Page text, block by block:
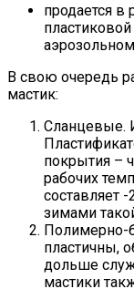
продается в
В свою очередь
мастик:
Сланцевые.
покрытия –
рабочих
составляет
зимами
Полимерно-
пластичны,
дольше
мастики